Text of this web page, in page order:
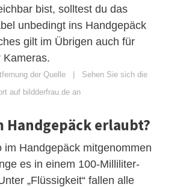
bist, solltest du das
unbedingt ins Handgepäck
gilt im Übrigen auch für
Kameras.
der Quelle | Sehen Sie sich die
auf bildderfrau.de an
Handgepäck erlaubt?
im Handgepäck mitgenommen
es in einem 100-Milliliter-
„Flüssigkeit“ fallen alle